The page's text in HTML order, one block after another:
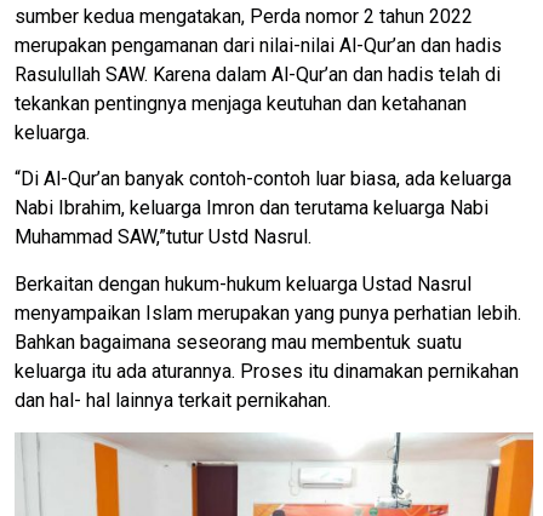
sumber kedua mengatakan, Perda nomor 2 tahun 2022
merupakan pengamanan dari nilai-nilai Al-Qur’an dan hadis
Rasulullah SAW. Karena dalam Al-Qur’an dan hadis telah di
tekankan pentingnya menjaga keutuhan dan ketahanan
keluarga.
“Di Al-Qur’an banyak contoh-contoh luar biasa, ada keluarga
Nabi Ibrahim, keluarga Imron dan terutama keluarga Nabi
Muhammad SAW,”tutur Ustd Nasrul.
Berkaitan dengan hukum-hukum keluarga Ustad Nasrul
menyampaikan Islam merupakan yang punya perhatian lebih.
Bahkan bagaimana seseorang mau membentuk suatu
keluarga itu ada aturannya. Proses itu dinamakan pernikahan
dan hal- hal lainnya terkait pernikahan.